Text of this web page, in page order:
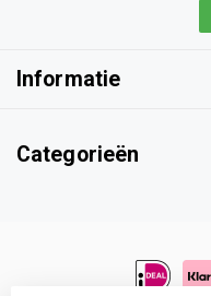
Informatie
Categorieën